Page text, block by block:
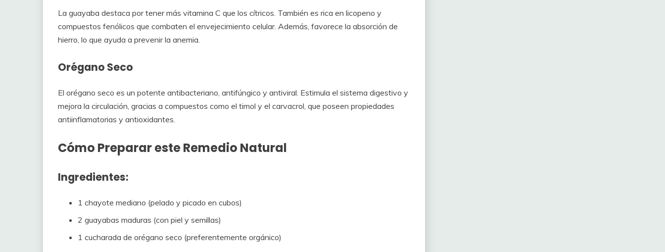
La guayaba destaca por tener más vitamina C que los cítricos. También es rica en licopeno y
compuestos fenólicos que combaten el envejecimiento celular. Además, favorece la absorción de
hierro, lo que ayuda a prevenir la anemia.
Orégano Seco
El orégano seco es un potente antibacteriano, antifúngico y antiviral. Estimula el sistema digestivo y
mejora la circulación, gracias a compuestos como el timol y el carvacrol, que poseen propiedades
antiinflamatorias y antioxidantes.
Cómo Preparar este Remedio Natural
Ingredientes:
1 chayote mediano (pelado y picado en cubos)
2 guayabas maduras (con piel y semillas)
1 cucharada de orégano seco (preferentemente orgánico)